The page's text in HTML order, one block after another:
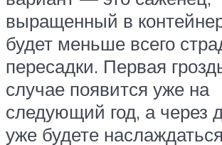
выращенный в
будет меньше всего
пересадки. Первая
случае появится уже на
следующий год, а через
уже будете наслаждаться